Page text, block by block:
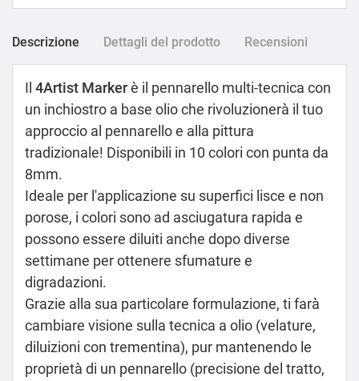
Descrizione Dettagli del prodotto Recensioni
Il 4Artist Markerè il pennarello multi-tecnica con
un inchiostro a base olio che rivoluzionerà il tuo
approccio al pennarello e alla pittura
tradizionale! Disponibili in 10 colori con punta da
8mm.
Ideale per l'applicazione su superfici lisce e non
porose, i colori sono ad asciugatura rapida e
possono essere diluiti anche dopo diverse
settimane per ottenere sfumature e
digradazioni.
Grazie alla sua particolare formulazione, ti farà
cambiare visione sulla tecnica a olio (velature,
diluizioni con trementina), pur mantenendo le
proprietà di un pennarello (precisione del tratto,